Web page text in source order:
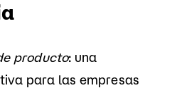
producto: una
para las empresas